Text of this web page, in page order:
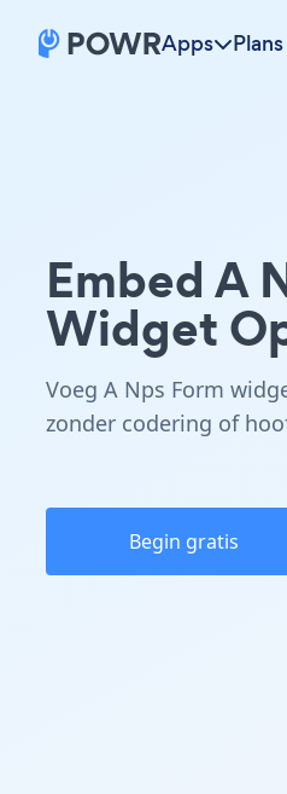
Apps
Embed A
Widget
Voeg A Nps Form
zonder codering of
Begin gratis